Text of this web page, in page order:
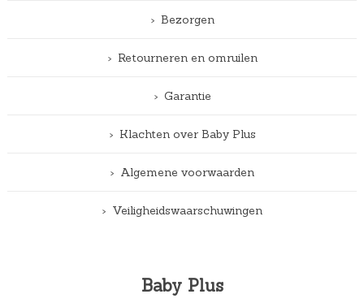
Bezorgen
Retourneren en omruilen
Garantie
Klachten over Baby Plus
Algemene voorwaarden
Veiligheidswaarschuwingen
Baby Plus